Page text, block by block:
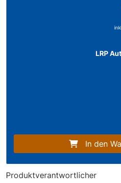
LRP
In den
Produktverantwortlicher